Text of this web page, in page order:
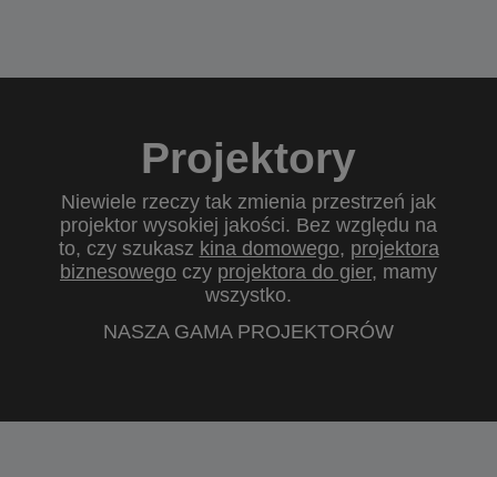
Projektory
Niewiele rzeczy tak zmienia przestrzeń jak
projektor wysokiej jakości. Bez względu na
to, czy szukasz kina domowego, projektora
biznesowego czy projektora do gier, mamy
wszystko.
NASZA GAMA PROJEKTORÓW